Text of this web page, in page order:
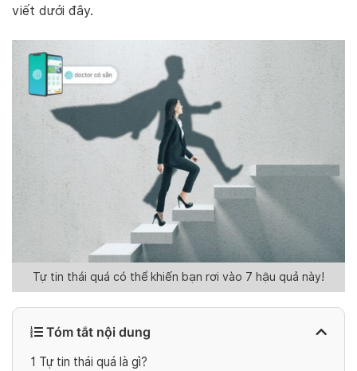
viết dưới đây.
Tự tin thái quá có thể khiến bạn rơi vào 7 hậu quả này!
Tóm tắt nội dung
1 Tự tin thái quá là gì?